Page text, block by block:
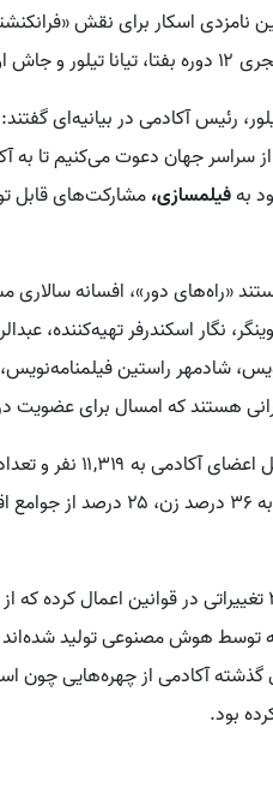
نامزدی اسکار برای نقش
می‌شوند.
رئیس آکادمی در بیانیه‌ای
سراسر جهان دعوت می‌کنیم تا به
بهفیلمسازی،مشارکت‌های قابل
«راه‌های دور»، افسانه سالاری
نگار اسکندرفر تهیه‌کننده،
شادمهر راستین
هستند که امسال برای عضویت
توسط هوش مصنوعی تولید
آکادمی از چهره‌هایی چون
بود.